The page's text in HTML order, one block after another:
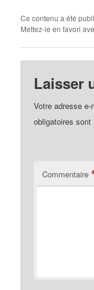
Ce contenu a été
Mettez-le en favori
Laisser
Votre adresse
obligatoires
Commentaire